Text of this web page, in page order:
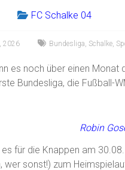
FC Schalke 04
2026 Bundesliga Schalke
es noch über einen Monat
Bundesliga, die Fußball-
Robin
für die Knappen am
wer sonst!) zum